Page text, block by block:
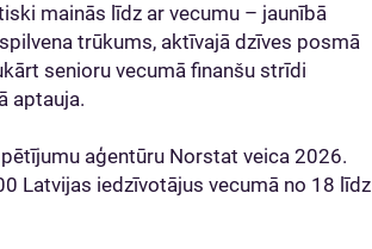
mainās līdz ar vecumu – jaunībā
trūkums, aktīvajā dzīves posmā
senioru vecumā finanšu strīdi
aptauja.
aģentūru Norstat veica 2026.
Latvijas iedzīvotājus vecumā no 18 līdz